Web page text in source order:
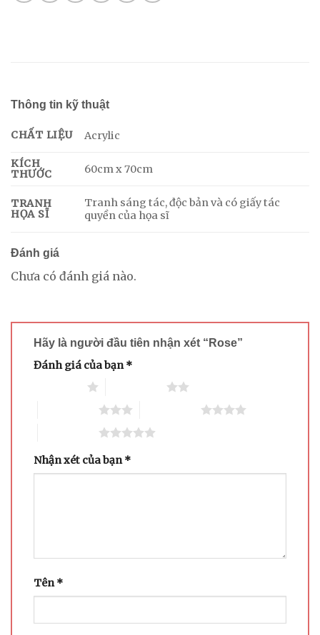
Thông tin kỹ thuật
CHẤT LIỆU Acrylic
KÍCH
THƯỚC
60cm x 70cm
TRANH
HỌA SĨ
Tranh sáng tác, độc bản và có giấy tác
quyền của họa sĩ
Đánh giá
Chưa có đánh giá nào.
Hãy là người đầu tiên nhận xét “Rose”
Đánh giá của bạn*
Nhận xét của bạn*
Tên*